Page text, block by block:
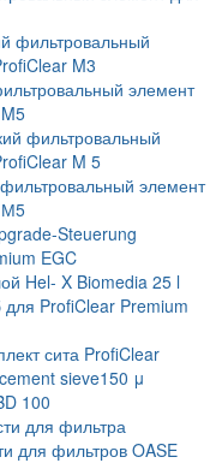
фильтровальный
M3
элемент
фильтровальный
M 5
элемент
М5
Steuerung
EGC
Hel- X Biomedia 25 l
для ProfiClear Premium
сита ProfiClear
sieve150 μ
100
для фильтра
для фильтров OASE